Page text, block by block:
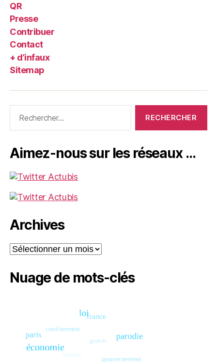
QR
Presse
Contribuer
Contact
+ d’infaux
Sitemap
Aimez-nous sur les réseaux …
Archives
Archives
Nuage de mots-clés